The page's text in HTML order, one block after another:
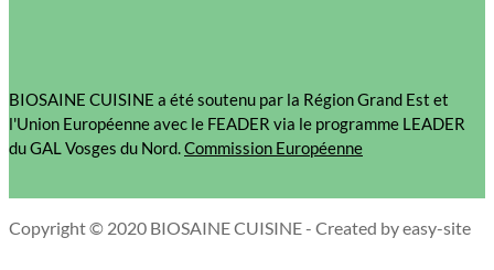
BIOSAINE CUISINE a été soutenu par la Région Grand Est et
l'Union Européenne avec le FEADER via le programme LEADER
du GAL Vosges du Nord.Commission Européenne
Copyright © 2020 BIOSAINE CUISINE - Created by easy-site